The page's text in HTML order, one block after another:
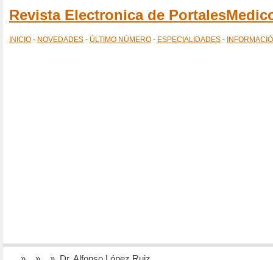
Revista Electronica de
INICIO - NOVEDADES - ÚLTIMO NÚMERO - ESPECIALIDADES -